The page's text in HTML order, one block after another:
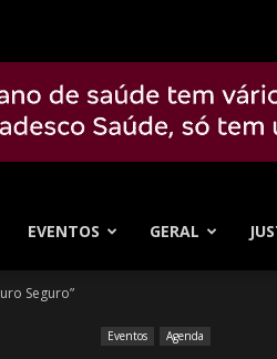
EVENTOS GERAL
Seguro”
Eventos Agenda